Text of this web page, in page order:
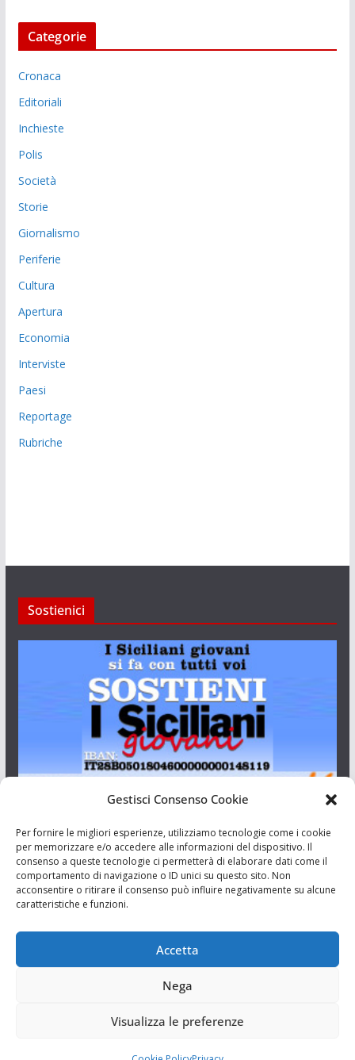
Gestisci Consenso Cookie
Per fornire le migliori esperienze, utilizziamo tecnologie come i cookie
per memorizzare e/o accedere alle informazioni del dispositivo. Il
consenso a queste tecnologie ci permetterà di elaborare dati come il
comportamento di navigazione o ID unici su questo sito. Non
acconsentire o ritirare il consenso può influire negativamente su alcune
caratteristiche e funzioni.
Accetta
Nega
Visualizza le preferenze
Categorie
Cronaca
Editoriali
Inchieste
Polis
Società
Storie
Giornalismo
Periferie
Cultura
Apertura
Economia
Interviste
Paesi
Reportage
Rubriche
Sostienici
Aut. del tribunale di Catania n.23/2011 del 20/09/2011 Dir.
Resp. Riccardo Orioles.
Associazione Culturale I Siciliani Giovani
via Randazzo 27 Catania